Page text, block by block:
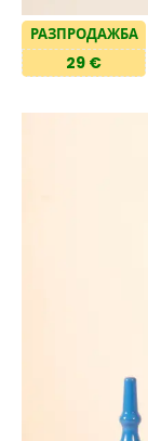
РАЗПРОДАЖБА
29 €